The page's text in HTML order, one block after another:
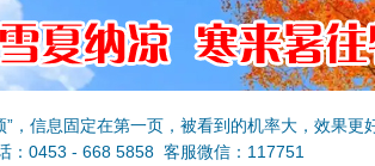
”，信息固定在第一页，被看到的机率大，效果更
：0453 - 668 5858 客服微信：117751